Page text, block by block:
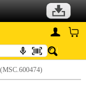
(MSC.600474)